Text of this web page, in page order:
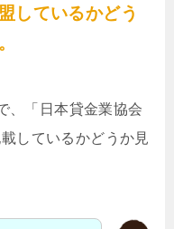
しているかどう
、「日本貸金業協会
しているかどうか見